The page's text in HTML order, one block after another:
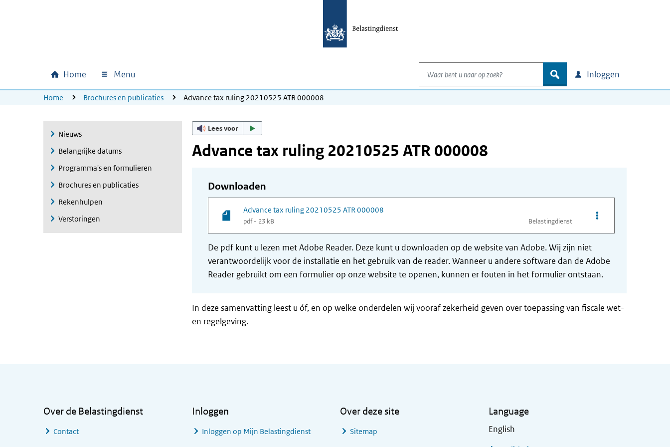
Hoofdnavigatie
Home Menu
Waar bent u naar op zoek?
zoek Inloggen
U bevindt zich hier:
Home Brochures en publicaties Advance tax ruling 20210525 ATR 000008
Nieuws
Belangrijke datums
Programma's en formulieren
Brochures en publicaties
Rekenhulpen
Verstoringen
Lees voor
Advance tax ruling 20210525 ATR 000008
Downloaden
Advance tax ruling 20210525 ATR 000008
pdf - 23 kB Belastingdienst
Opties van bestand
De pdf kunt u lezen met Adobe Reader. Deze kunt u downloaden op de website van Adobe. Wij zijn niet
verantwoordelijk voor de installatie en het gebruik van de reader. Wanneer u andere software dan de Adobe
Reader gebruikt om een formulier op onze website te openen, kunnen er fouten in het formulier ontstaan.
In deze samenvatting leest u óf, en op welke onderdelen wij vooraf zekerheid geven over toepassing van fiscale wet-
en regelgeving.
Over de Belastingdienst
Contact
Inloggen
Inloggen op Mijn Belastingdienst
Over deze site
Sitemap
Language
English